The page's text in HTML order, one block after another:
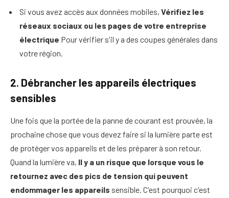
Si vous avez accès aux données mobiles, Vérifiez les
réseaux sociaux ou les pages de votre entreprise
électrique Pour vérifier s'il y a des coupes générales dans
votre région.
2. Débrancher les appareils électriques
sensibles
Une fois que la portée de la panne de courant est prouvée, la
prochaine chose que vous devez faire si la lumière parte est
de protéger vos appareils et de les préparer à son retour.
Quand la lumière va, Il y a un risque que lorsque vous le
retournez avec des pics de tension qui peuvent
endommager les appareils sensible. C'est pourquoi c'est